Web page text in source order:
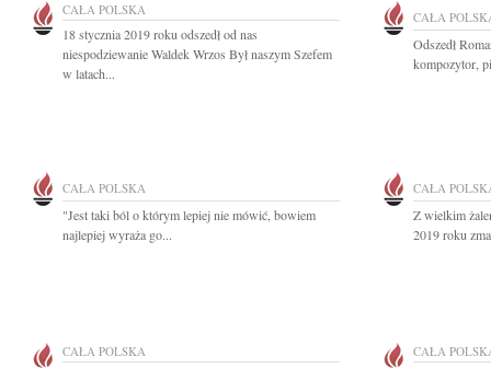
CAŁA POLSKA
18 stycznia 2019 roku odszedł od nas
niespodziewanie Waldek Wrzos Był naszym Szefem
w latach...
CAŁA
Odszedł
kompozytor,
CAŁA POLSKA
"Jest taki ból o którym lepiej nie mówić, bowiem
najlepiej wyraża go...
CAŁA
Z wielkim
2019 roku
CAŁA POLSKA CAŁA